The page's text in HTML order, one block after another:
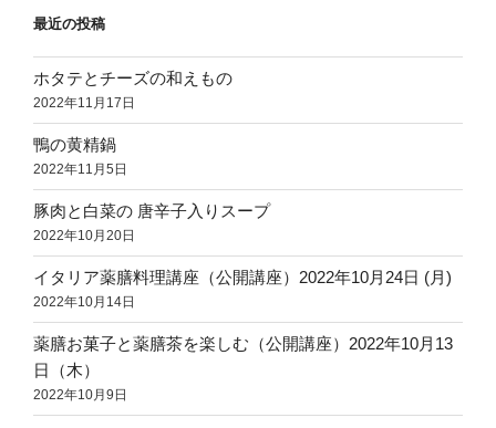
最近の投稿
ホタテとチーズの和えもの
2022年11月17日
鴨の黄精鍋
2022年11月5日
豚肉と白菜の 唐辛子入りスープ
2022年10月20日
イタリア薬膳料理講座（公開講座）2022年10月24日 (月)
2022年10月14日
薬膳お菓子と薬膳茶を楽しむ（公開講座）2022年10月13
日（木）
2022年10月9日